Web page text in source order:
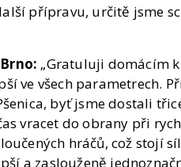
přípravu, určitě jsme
„Gratuluji domácím
ve všech parametrech.
byť jsme dostali
vracet do obrany při
hráčů, což stojí
a zaslouženě